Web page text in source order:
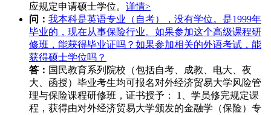
应规定申请硕士学位。 详情>
问： 我本科是英语专业（自考），没有学位。是1999年
毕业的，现在从事保险行业。如果参加这个高级课程研
修班，能获得毕业证吗？如果参加相关的外语考试，能
获得硕士学位吗？
答： 国民教育系列院校（包括自考、成教、电大、夜
大、函授）毕业考生均可报名对外经济贸易大学风险管
理与保险课程研修班，证书授予： 1、学员修完规定课
程，获得由对外经济贸易大学颁发的金融学（保险）专